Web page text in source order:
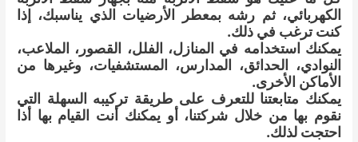
الكهربائي، ثم رشه بمعطر الأرضيات الذي يناسبك، إذا
كنت ترغب في ذلك.
يمكنك استخدامه في المنازل، الفلل، القصور، الملاعب،
النوادي، الحدائق، المدارس، المستشفيات، وغيرها من
الأماكن الأخرى.
يمكنك متابعتنا للتعرف على طريقة تركيبه السهلة التي
نقوم بها من خلال شركتنا، أو يمكنك أنت القيام بها أذا
احتجت لذلك.